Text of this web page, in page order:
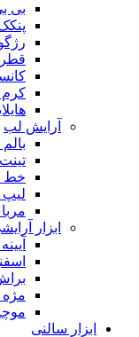
بی
کرم
آرایش لب
خط
ابزار
ابزار سالنی